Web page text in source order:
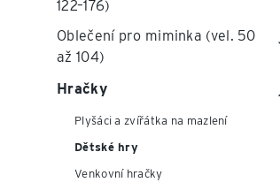
122–176)
Oblečení pro miminka (vel. 50
až 104)
Hračky
Plyšáci a zvířátka na mazlení
Dětské hry
Venkovní hračky